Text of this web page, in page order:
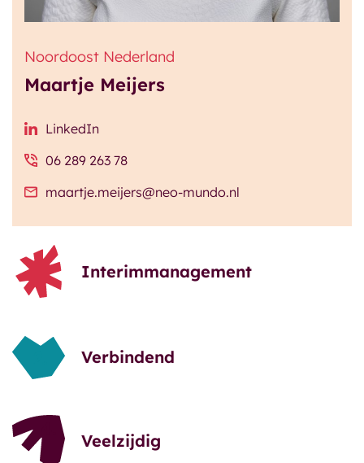
Noordoost Nederland
Maartje Meijers
LinkedIn
06 289 263 78
maartje.meijers@neo-mundo.nl
Interimmanagement
Verbindend
Veelzijdig